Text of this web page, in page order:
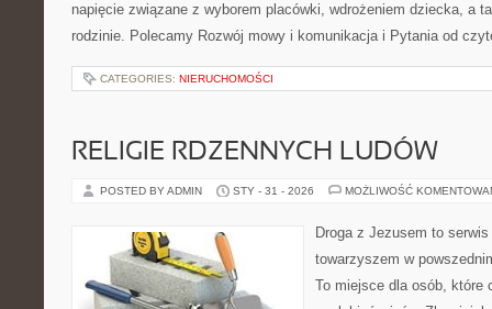
napięcie związane z wyborem placówki, wdrożeniem dziecka, a
rodzinie. Polecamy Rozwój mowy i komunikacja i Pytania od
CATEGORIES: NIERUCHOMOŚCI
RELIGIE RDZENNYCH LUDÓW
POSTED BY ADMIN STY - 31 - 2026 MOŻLIWOŚĆ
Droga z Jezusem to
towarzyszem w
To miejsce dla osób, które